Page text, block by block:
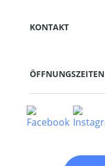
KONTAKT
ÖFFNUNGSZEITEN